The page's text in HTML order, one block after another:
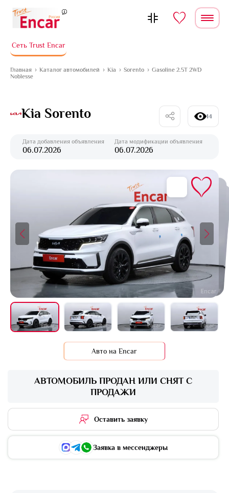
Сеть Trust Encar
Главная Каталог автомобилей Kia Sorento
Gasoline 2.5T 2WD
Noblesse
Kia Sorento 14
Дата добавления объявления
06.07.2026
Дата модификации объявления
06.07.2026
АВТОМОБИЛЬ ПРОДАН ИЛИ СНЯТ С
ПРОДАЖИ
Оставить заявку
Заявка в мессенджеры
Авто на Encar